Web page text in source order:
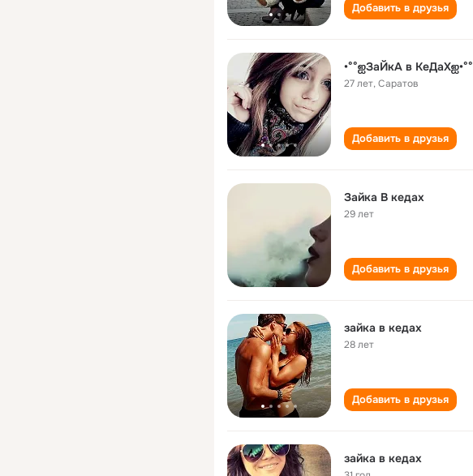
Добавить в друзья
•°°ஐЗаЙкА в КеДаХஐ•°°
27 лет,Саратов
Добавить в друзья
Зайка В кедах
29 лет
Добавить в друзья
зайка в кедах
28 лет
Добавить в друзья
зайка в кедах